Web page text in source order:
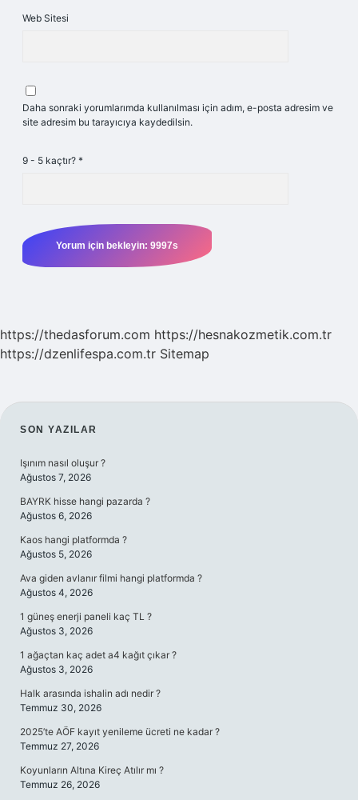
Web Sitesi
Daha sonraki yorumlarımda kullanılması için adım, e-posta adresim ve
site adresim bu tarayıcıya kaydedilsin.
9 - 5 kaçtır? *
https://thedasforum.com https://hesnakozmetik.com.tr
https://dzenlifespa.com.tr Sitemap
SIDEBAR
SON YAZILAR
Işınım nasıl oluşur ?
Ağustos 7, 2026
BAYRK hisse hangi pazarda ?
Ağustos 6, 2026
Kaos hangi platformda ?
Ağustos 5, 2026
Ava giden avlanır filmi hangi platformda ?
Ağustos 4, 2026
1 güneş enerji paneli kaç TL ?
Ağustos 3, 2026
1 ağaçtan kaç adet a4 kağıt çıkar ?
Ağustos 3, 2026
Halk arasında ishalin adı nedir ?
Temmuz 30, 2026
2025’te AÖF kayıt yenileme ücreti ne kadar ?
Temmuz 27, 2026
Koyunların Altına Kireç Atılır mı ?
Temmuz 26, 2026